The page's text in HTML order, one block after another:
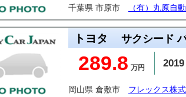
千葉県 市原市 （有）丸原自
トヨタ サクシード
289.8 万円 2019
岡山県 倉敷市 フレックス株